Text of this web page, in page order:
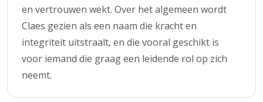
en vertrouwen wekt. Over het algemeen wordt
Claes gezien als een naam die kracht en
integriteit uitstraalt, en die vooral geschikt is
voor iemand die graag een leidende rol op zich
neemt.